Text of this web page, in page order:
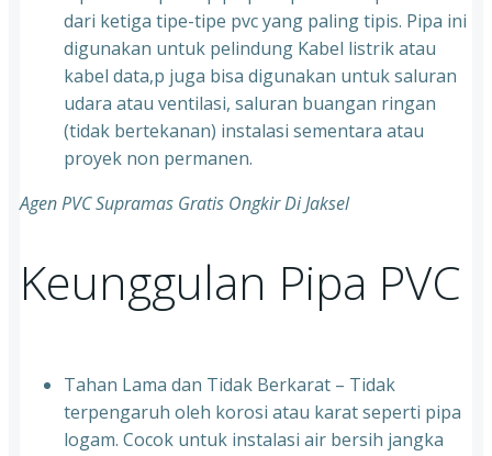
dari ketiga tipe-tipe pvc yang paling tipis. Pipa ini
digunakan untuk pelindung Kabel listrik atau
kabel data,p juga bisa digunakan untuk saluran
udara atau ventilasi, saluran buangan ringan
(tidak bertekanan) instalasi sementara atau
proyek non permanen.
Agen PVC Supramas Gratis Ongkir Di Jaksel
Keunggulan Pipa PVC
Tahan Lama dan Tidak Berkarat – Tidak
terpengaruh oleh korosi atau karat seperti pipa
logam. Cocok untuk instalasi air bersih jangka